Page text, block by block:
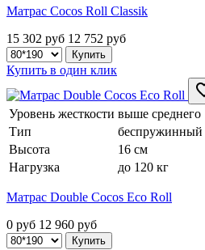
Матрас Cocos Roll Classik
15 302 руб 12 752 руб
Купить в один клик
Уровень жесткости выше среднего
Тип
беспружинный
Высота
16 см
Нагрузка
до 120 кг
Матрас Double Cocos Eco Roll
0 руб 12 960 руб